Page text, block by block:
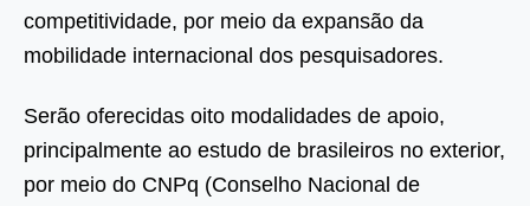
competitividade, por meio da expansão da
mobilidade internacional dos pesquisadores.
Serão oferecidas oito modalidades de apoio,
principalmente ao estudo de brasileiros no exterior,
por meio do CNPq (Conselho Nacional de